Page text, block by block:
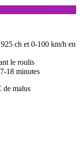
ch et 0-100 km/h en
le roulis
18 minutes
de malus